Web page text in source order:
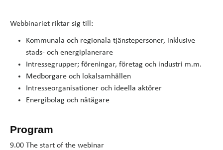
Webbinariet riktar sig till:
Kommunala och regionala tjänstepersoner, inklusive
stads- och energiplanerare
Intressegrupper; föreningar, företag och industri m.m.
Medborgare och lokalsamhällen
Intresseorganisationer och ideella aktörer
Energibolag och nätägare
Program
9.00 The start of the webinar